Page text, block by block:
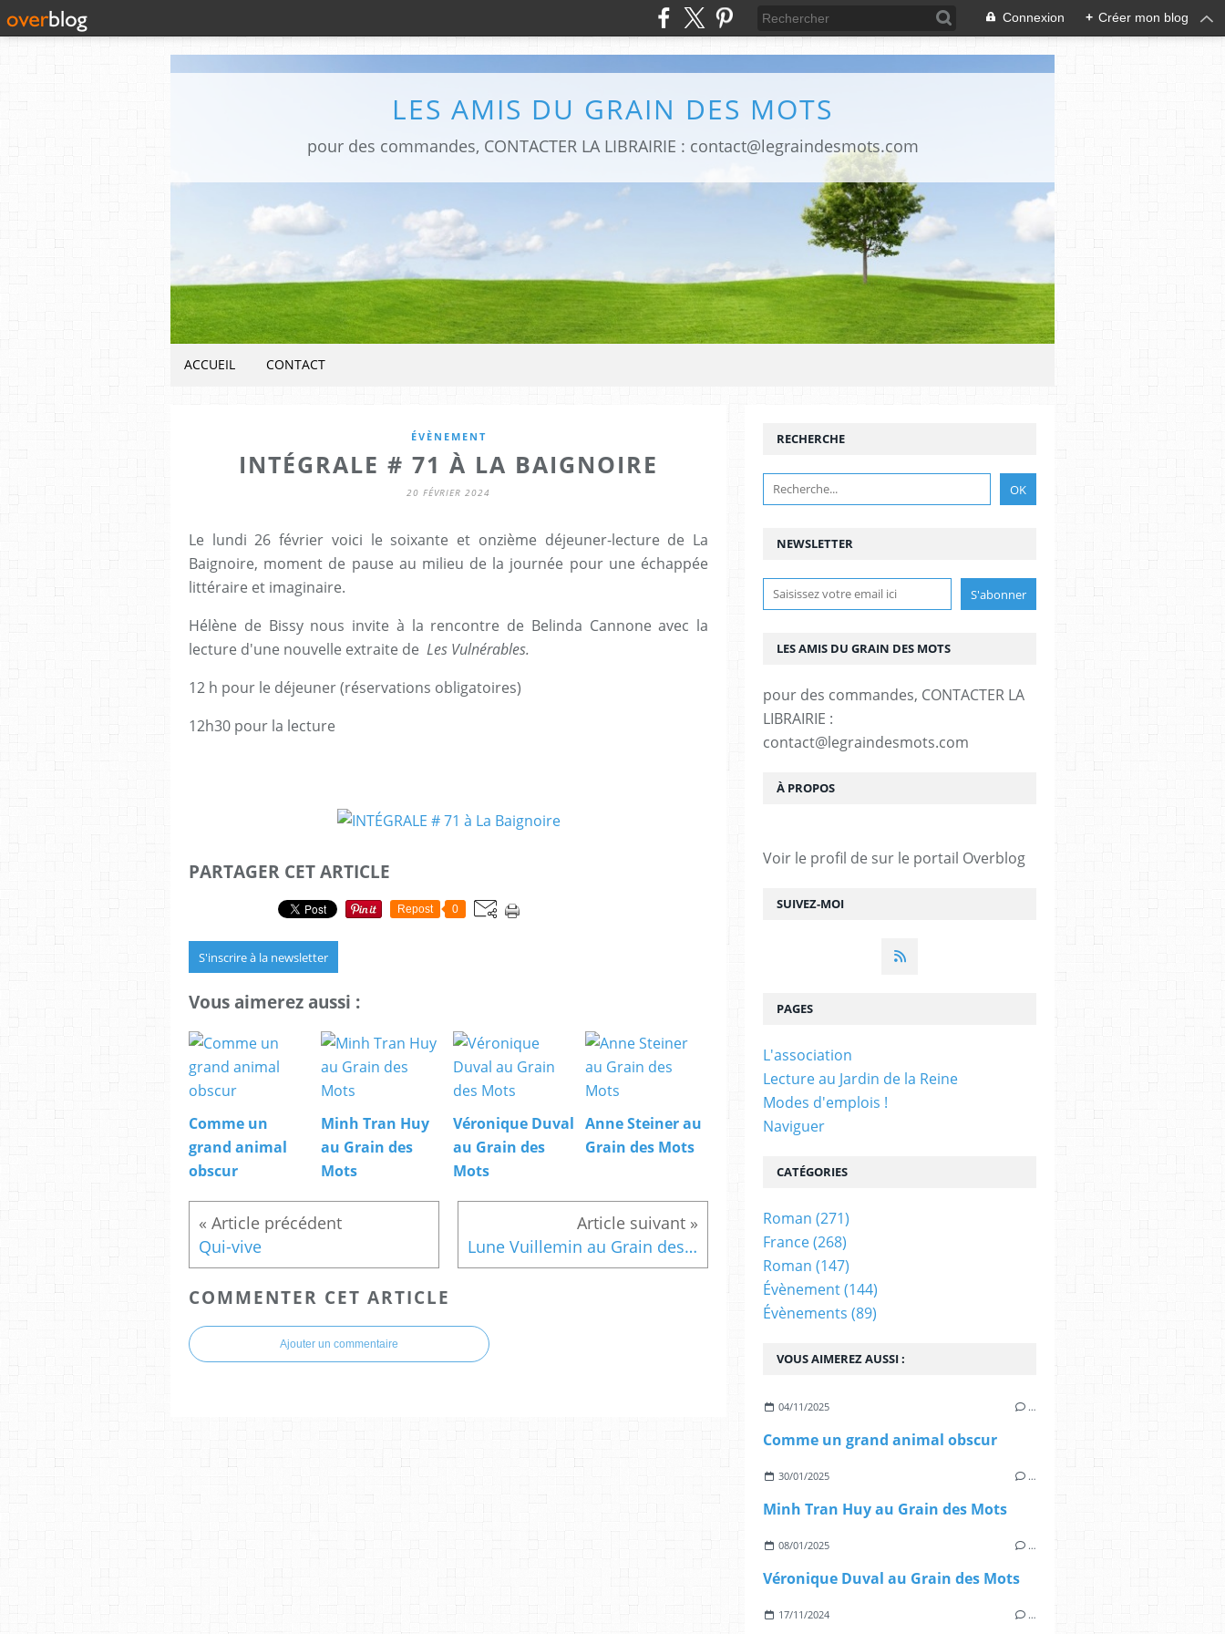
Connexion + Créer mon blog
LES AMIS DU GRAIN DES MOTS
pour des commandes, CONTACTER LA LIBRAIRIE : contact@legraindesmots.com
ACCUEIL CONTACT
ÉVÈNEMENT
INTÉGRALE # 71 À LA BAIGNOIRE
20 FÉVRIER 2024
Le lundi 26 février voici le soixante et onzième déjeuner-lecture de La
Baignoire, moment de pause au milieu de la journée pour une échappée
littéraire et imaginaire.
Hélène de Bissy nous invite à la rencontre de Belinda Cannone avec la
lecture d'une nouvelle extraite de Les Vulnérables.
12 h pour le déjeuner (réservations obligatoires)
12h30 pour la lecture
PARTAGER CET ARTICLE
Repost 0
S'inscrire à la newsletter
Vous aimerez aussi :
Comme un
grand animal
obscur
Minh Tran Huy
au Grain des
Mots
Véronique Duval
au Grain des
Mots
Anne Steiner au
Grain des Mots
Qui-vive Lune Vuillemin au Grain des Mots
COMMENTER CET ARTICLE
Ajouter un commentaire
NEWSLETTER
SUIVEZ-MOI
RECHERCHE
LES AMIS DU GRAIN DES MOTS
pour des commandes, CONTACTER LA
LIBRAIRIE :
contact@legraindesmots.com
À PROPOS
Voir le profil de sur le portail Overblog
VOUS AIMEREZ AUSSI :
04/11/2025 …
Comme un grand animal obscur
30/01/2025 …
Minh Tran Huy au Grain des Mots
08/01/2025 …
Véronique Duval au Grain des Mots
17/11/2024 …
PAGES
L'association
Lecture au Jardin de la Reine
Modes d'emplois !
Naviguer
CATÉGORIES
Roman (271)
France(268)
Roman (147)
Évènement(144)
Évènements (89)